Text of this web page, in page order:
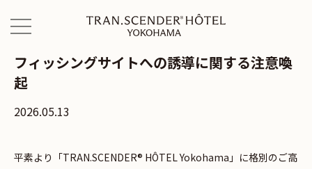
フィッシングサイトへの誘導に関する注意喚
起
2026.05.13
平素より「TRAN.SCENDER® HÔTEL Yokohama」に格別のご高